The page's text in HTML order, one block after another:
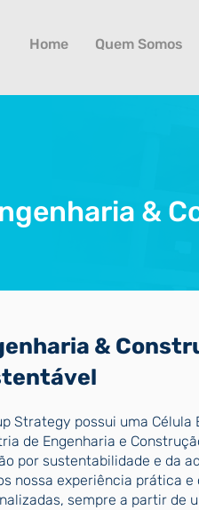
Home Quem Somos
&
&
Strategy possui uma
de Engenharia e
por sustentabilidade e da
nossa experiência prática
sempre a partir de